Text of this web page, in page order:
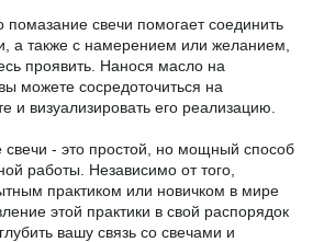
помазание свечи помогает соединить
а также с намерением или желанием,
проявить. Нанося масло на
можете сосредоточиться на
и визуализировать его реализацию.
- это простой, но мощный способ
работы. Независимо от того,
практиком или новичком в мире
этой практики в свой распорядок
вашу связь со свечами и